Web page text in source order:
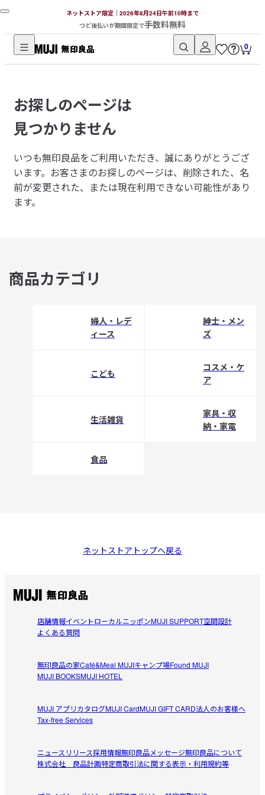
ネットストア限定｜2026年8月24日午前10時まで
つど後払いが期間限定で手数料無料
無
品
ネ
ッ
ト
ス
ト
ア
0
お探しのページは
見つかりません
いつも無印良品をご利用いただき、誠にありがとうござ
います。 お客さまのお探しのページは、削除された、名
前が変更された、または現在利用できない可能性があり
ます。
商品カテゴリ
婦人・レデ
ィース
紳士・メン
ズ
こども
コスメ・ケ
ア
生活雑貨
家具・収
納・家電
食品
ネットストアトップへ戻る
店舗情報イベントローカルニッポンMUJI SUPPORT空間設計
よくある質問
無印良品の家Café&Meal MUJIキャンプ場Found MUJI
MUJI BOOKSMUJI HOTEL
MUJI アプリカタログMUJI CardMUJI GIFT CARD法人のお客様へ
Tax-free Services
ニュースリリース採用情報無印良品メッセージ無印良品について
株式会社 良品計画特定商取引法に関する表示・利用規約等